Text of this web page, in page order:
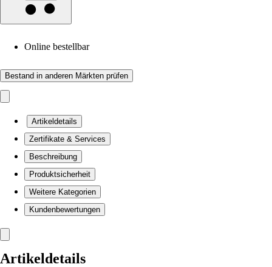
Online bestellbar
Bestand in anderen Märkten prüfen
Artikeldetails
Zertifikate & Services
Beschreibung
Produktsicherheit
Weitere Kategorien
Kundenbewertungen
Artikeldetails